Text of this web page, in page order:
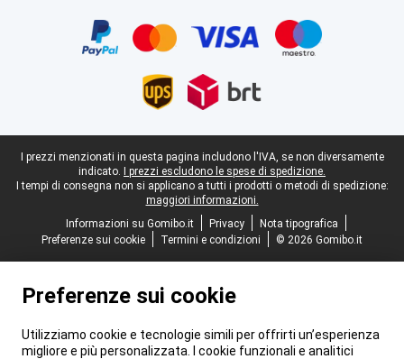
Piè di pagina legale
I prezzi menzionati in questa pagina includono l'IVA, se non diversamente
indicato.
I prezzi escludono le spese di spedizione.
I tempi di consegna non si applicano a tutti i prodotti o metodi di spedizione:
maggiori informazioni.
Informazioni su Gomibo.it
Privacy
Nota tipografica
Preferenze sui cookie
Termini e condizioni © 2026 Gomibo.it
Preferenze sui cookie
Utilizziamo cookie e tecnologie simili per offrirti un’esperienza
migliore e più personalizzata. I cookie funzionali e analitici